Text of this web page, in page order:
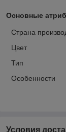
Основные
Страна
Цвет
Тип
Особенности
Условия